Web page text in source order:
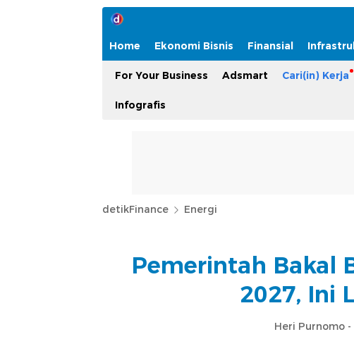
Home Ekonomi Bisnis Finansial
For Your Business Adsmart Cari(in) Kerja
Infografis
detikFinance Energi
Pemerintah Bakal
2027, Ini
Heri Purnomo -